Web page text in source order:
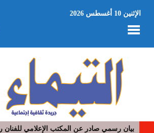
الإثنين 10 أغسطس 2026
في افتتاح مهرجان بومخلوف الدولي: رؤوف